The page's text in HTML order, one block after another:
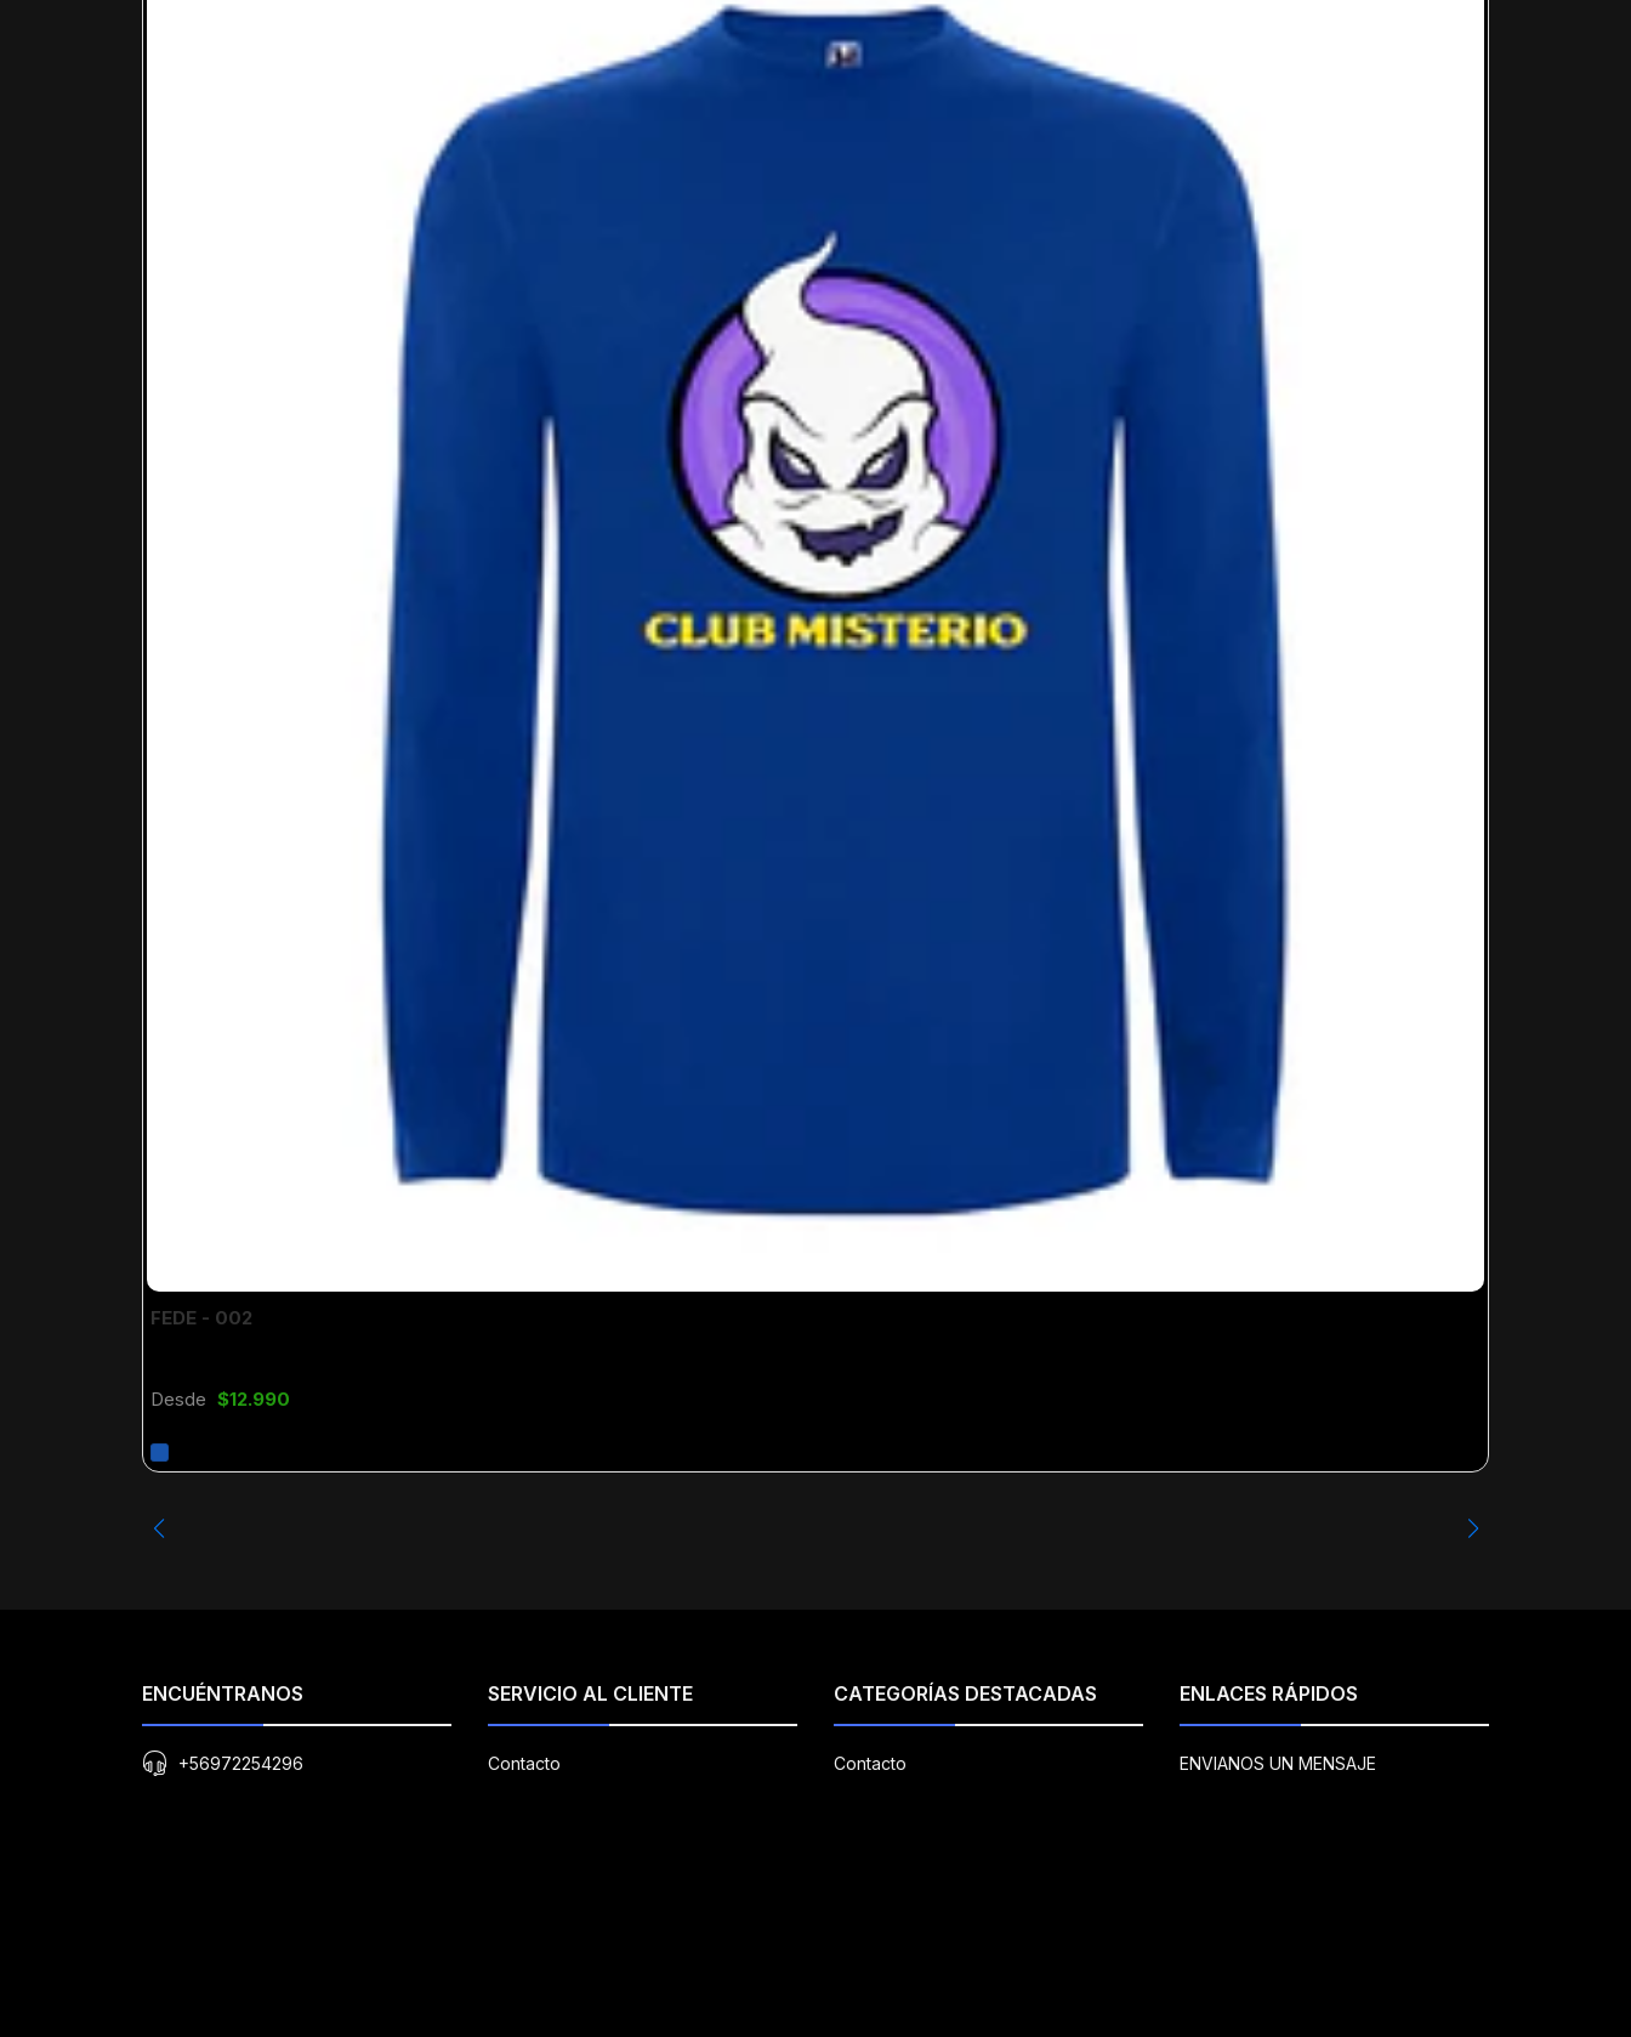
FEDE - 002
Desde $12.990
ENCUÉNTRANOS
+56972254296
SERVICIO AL CLIENTE
Contacto
CATEGORÍAS DESTACADAS
Contacto
ENLACES RÁPIDOS
ENVIANOS UN MENSAJE